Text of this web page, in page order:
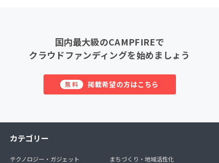
国内最大級のCAMPFIREで
クラウドファンディングを始めましょう
無料 掲載希望の方はこちら
カテゴリー
テクノロジー・ガジェット
まちづくり・地域活性化